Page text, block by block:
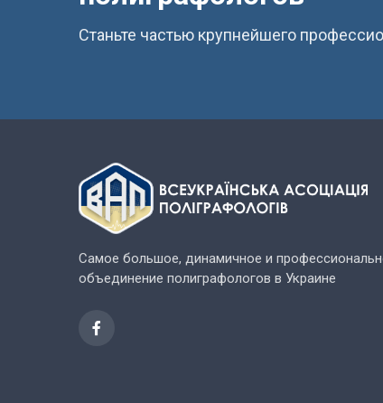
Станьте частью крупнейшего
Самое большое, динамичное и
объединение полиграфологов в Украине